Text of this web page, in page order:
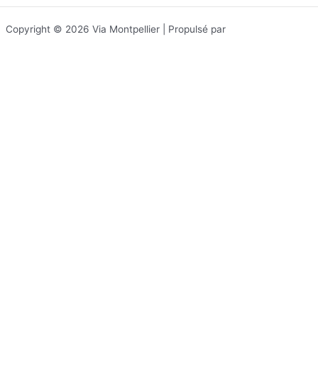
Copyright © 2026 Via Montpellier | Propulsé par